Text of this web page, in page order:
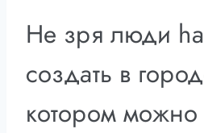
Не зря люди
создать в
котором можно